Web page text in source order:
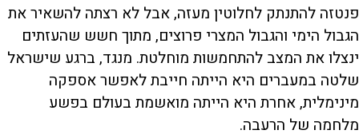
פנטזה להתנתק לחלוטין מעזה, אבל לא רצתה להשאיר את
הגבול הימי והגבול המצרי פרוצים, מתוך חשש שהעזתים
ינצלו את המצב להתחמשות מוחלטת. מנגד, ברגע שישראל
שלטה במעברים היא הייתה חייבת לאפשר אספקה
מינימלית, אחרת היא הייתה מואשמת בעולם בפשע
מלחמה של הרעבה.